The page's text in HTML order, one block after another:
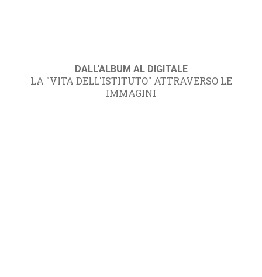
DALL'ALBUM AL DIGITALE
LA "VITA DELL'ISTITUTO" ATTRAVERSO LE
IMMAGINI